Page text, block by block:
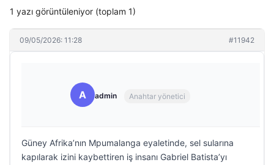
1 yazı görüntüleniyor (toplam 1)
09/05/2026: 11:28 #11942
A admin Anahtar yönetici
Güney Afrika’nın Mpumalanga eyaletinde, sel sularına
kapılarak izini kaybettiren iş insanı Gabriel Batista’yı